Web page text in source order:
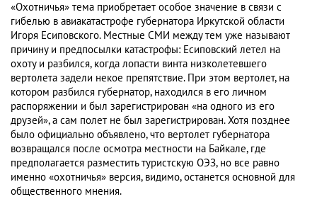
«Охотничья» тема приобретает особое значение в связи с
гибелью в авиакатастрофе губернатора Иркутской области
Игоря Есиповского. Местные СМИ между тем уже называют
причину и предпосылки катастрофы: Есиповский летел на
охоту и разбился, когда лопасти винта низколетевшего
вертолета задели некое препятствие. При этом вертолет, на
котором разбился губернатор, находился в его личном
распоряжении и был зарегистрирован «на одного из его
друзей», а сам полет не был зарегистрирован. Хотя позднее
было официально объявлено, что вертолет губернатора
возвращался после осмотра местности на Байкале, где
предполагается разместить туристскую ОЭЗ, но все равно
именно «охотничья» версия, видимо, останется основной для
общественного мнения.